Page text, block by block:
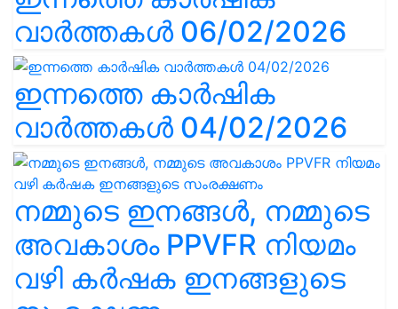
വാർത്തകൾ 06/02/2026
ഇന്നത്തെ കാർഷിക
വാർത്തകൾ 04/02/2026
നമ്മുടെ ഇനങ്ങൾ, നമ്മുടെ
അവകാശം PPVFR നിയമം
വഴി കർഷക ഇനങ്ങളുടെ